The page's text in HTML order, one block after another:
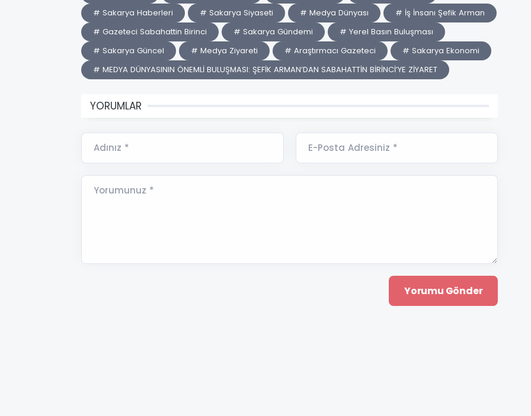
# Sakarya Haberleri
# Sakarya Siyaseti # Medya Dünyası
# İş İnsanı Şefik Arman
# Gazeteci Sabahattin Birinci
# Sakarya Gündemi
# Yerel Basın Buluşması
# Sakarya Güncel
# Medya Ziyareti # Araştırmacı Gazeteci
# Sakarya Ekonomi
# MEDYA DÜNYASININ ÖNEMLİ BULUŞMASI: ŞEFİK ARMAN’DAN SABAHATTİN BİRİNCİ’YE ZİYARET
YORUMLAR
Adınız * E-Posta Adresiniz *
Yorumunuz *